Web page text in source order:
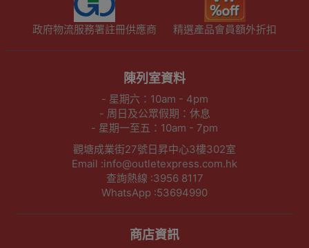
政府物流服務署註冊供應商 精選產品會員額外折扣
陳列室資料
- 星期六：10am - 4pm
- 周日及公眾假期：休息
- 星期一至五：10am - 7pm
觀塘成業街27號日昇中心3樓302室
Email :info@outletexpress.com.hk
查詢熱線 :3956 8117
WhatsApp :53694990
商店資訊